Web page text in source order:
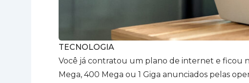
TECNOLOGIA
Você já contratou um plano de internet e ficou
Mega, 400 Mega ou 1 Giga anunciados pelas